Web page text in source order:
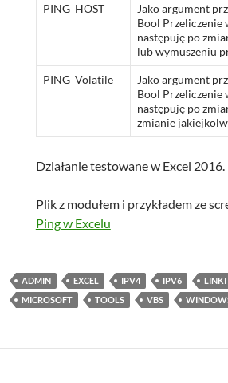
PING_HOST
Jako argument
Bool Przeliczenie
następuję po
lub wymuszeniu
PING_Volatile
Jako argument
Bool Przeliczenie
następuję po
zmianie
Działanie testowane w Excel 2016.
Plik z modułem i przykładem ze
Ping w Excelu
ADMIN EXCEL IPV4 IPV6 LINKI
MICROSOFT
TOOLS VBS